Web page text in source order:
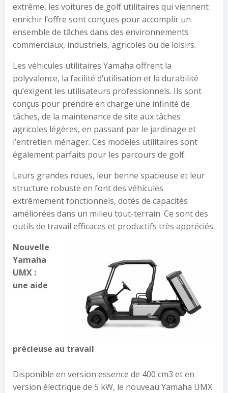
extrême, les voitures de golf utilitaires qui viennent
enrichir l’offre sont conçues pour accomplir un
ensemble de tâches dans des environnements
commerciaux, industriels, agricoles ou de loisirs.
Les véhicules utilitaires Yamaha offrent la
polyvalence, la facilité d’utilisation et la durabilité
qu’exigent les utilisateurs professionnels. Ils sont
conçus pour prendre en charge une infinité de
tâches, de la maintenance de site aux tâches
agricoles légères, en passant par le jardinage et
l’entretien ménager. Ces modèles utilitaires sont
également parfaits pour les parcours de golf.
Leurs grandes roues, leur benne spacieuse et leur
structure robuste en font des véhicules
extrêmement fonctionnels, dotés de capacités
améliorées dans un milieu tout-terrain. Ce sont des
outils de travail efficaces et productifs très appréciés.
Nouvelle
Yamaha
UMX :
une aide
précieuse au travail
Disponible en version essence de 400 cm3 et en
version électrique de 5 kW, le nouveau Yamaha UMX